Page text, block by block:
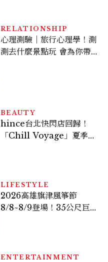
看點懶人包
RELATIONSHIP
心理測驗｜旅行心理學！測
測去什麼景點玩 會為你帶來
BEAUTY
hince台北快閃店回歸！
「Chill Voyage」夏季限
LIFESTYLE
2026高雄旗津風箏節
8/8~8/9登場！35公尺巨大
ENTERTAINMENT